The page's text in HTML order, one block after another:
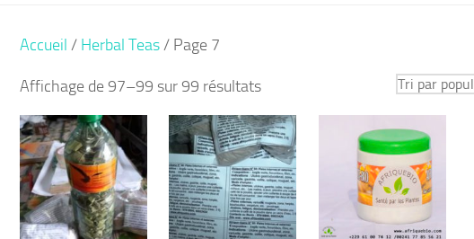
Accueil / Herbal Teas/ Page 7
Affichage de 97–99 sur 99 résultatsTrié
par
popularité